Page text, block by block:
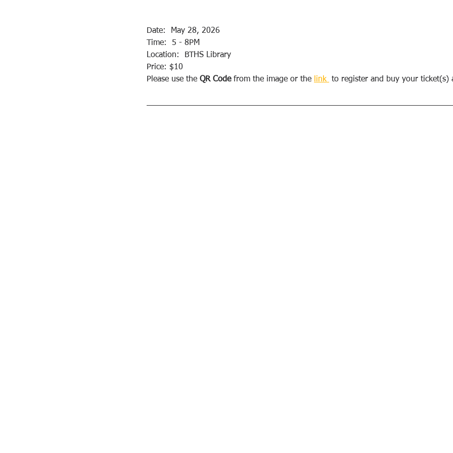
Date:  May 28, 2026
Time:  5 - 8PM
Location:  BTHS Library
Price: $10
Please use the QR Code from the image or the link to register and buy your ticket(s)